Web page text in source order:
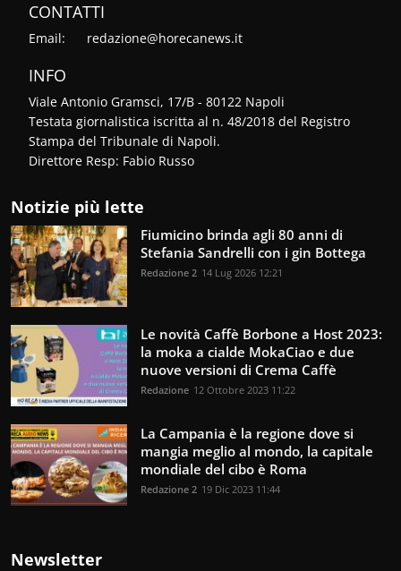
CONTATTI
Email: redazione@horecanews.it
INFO
Viale Antonio Gramsci, 17/B - 80122 Napoli
Testata giornalistica iscritta al n. 48/2018 del Registro
Stampa del Tribunale di Napoli.
Direttore Resp: Fabio Russo
Notizie più lette
Fiumicino brinda agli 80 anni di
Stefania Sandrelli con i gin Bottega
Redazione 2 14 Lug 2026 12:21
Le novità Caffè Borbone a Host 2023:
la moka a cialde MokaCiao e due
nuove versioni di Crema Caffè
Redazione 12 Ottobre 2023 11:22
La Campania è la regione dove si
mangia meglio al mondo, la capitale
mondiale del cibo è Roma
Redazione 2 19 Dic 2023 11:44
Newsletter